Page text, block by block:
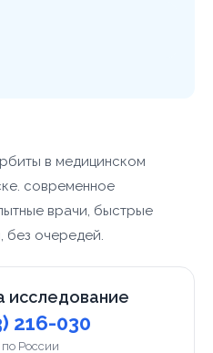
в медицинском
современное
врачи, быстрые
без очередей.
исследование
216-030
России